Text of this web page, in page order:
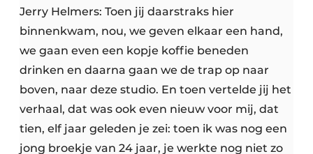
Jerry Helmers: Toen jij daarstraks hier
binnenkwam, nou, we geven elkaar een hand,
we gaan even een kopje koffie beneden
drinken en daarna gaan we de trap op naar
boven, naar deze studio. En toen vertelde jij het
verhaal, dat was ook even nieuw voor mij, dat
tien, elf jaar geleden je zei: toen ik was nog een
jong broekje van 24 jaar, je werkte nog niet zo